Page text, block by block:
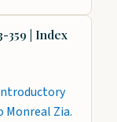
359 | Index
Monreal Zia.